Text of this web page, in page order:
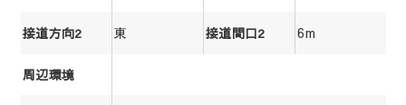
接道方向2 東 接道間口2 6m
周辺環境